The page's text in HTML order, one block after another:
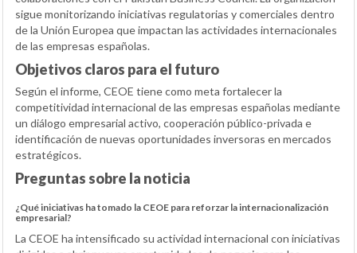
sigue monitorizando iniciativas regulatorias y comerciales dentro
de la Unión Europea que impactan las actividades internacionales
de las empresas españolas.
Objetivos claros para el futuro
Según el informe, CEOE tiene como meta fortalecer la
competitividad internacional de las empresas españolas mediante
un diálogo empresarial activo, cooperación público-privada e
identificación de nuevas oportunidades inversoras en mercados
estratégicos.
Preguntas sobre la noticia
¿Qué iniciativas ha tomado la CEOE para reforzar la internacionalización
empresarial?
La CEOE ha intensificado su actividad internacional con iniciativas